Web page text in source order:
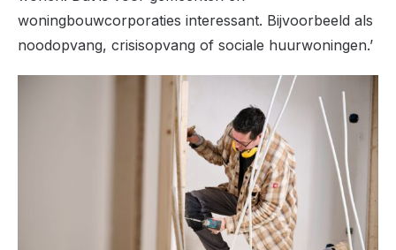
woningbouwcorporaties interessant. Bijvoorbeeld als
noodopvang, crisisopvang of sociale huurwoningen.’